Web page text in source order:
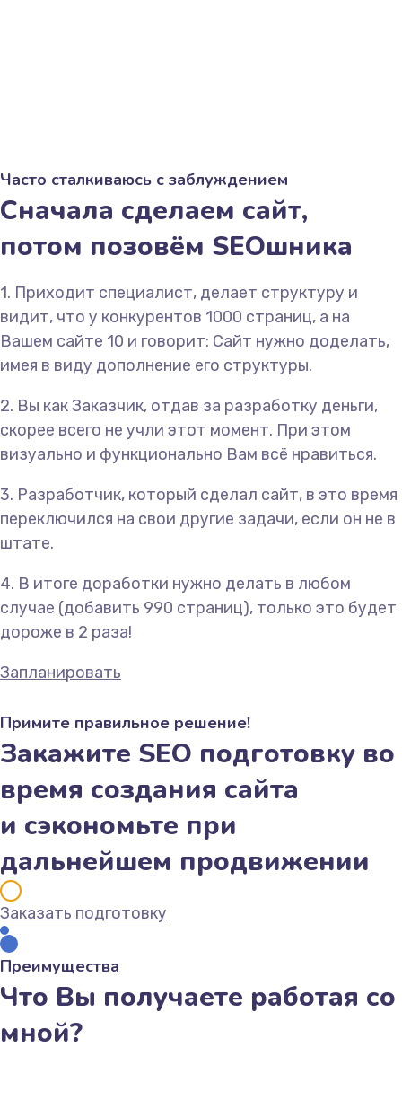
Часто сталкиваюсь с заблуждением
Сначала сделаем сайт,
потом позовём SEOшника
1. Приходит специалист, делает структуру и
видит, что у конкурентов 1000 страниц, а на
Вашем сайте 10 и говорит: Сайт нужно доделать,
имея в виду дополнение его структуры.
2. Вы как Заказчик, отдав за разработку деньги,
скорее всего не учли этот момент. При этом
визуально и функционально Вам всё нравиться.
3. Разработчик, который сделал сайт, в это время
переключился на свои другие задачи, если он не в
штате.
4. В итоге доработки нужно делать в любом
случае (добавить 990 страниц), только это будет
дороже в 2 раза!
Запланировать
Примите правильное решение!
Закажите SEO подготовку во
время создания сайта
и сэкономьте при
дальнейшем продвижении
Заказать подготовку
Преимущества
Что Вы получаете работая со
мной?